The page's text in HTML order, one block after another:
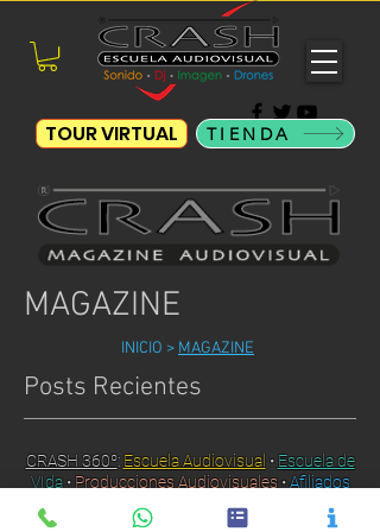
TIENDA
TOUR VIRTUAL
MAGAZINE
INICIO > MAGAZINE
Posts Recientes
CRASH 360º: Escuela Audiovisual • Escuela de
VIda• Producciones Audiovisuales •Afiliados